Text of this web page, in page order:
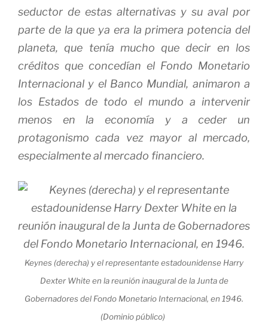
seductor de estas alternativas y su aval por
parte de la que ya era la primera potencia del
planeta, que tenía mucho que decir en los
créditos que concedían el Fondo Monetario
Internacional y el Banco Mundial, animaron a
los Estados de todo el mundo a intervenir
menos en la economía y a ceder un
protagonismo cada vez mayor al mercado,
especialmente al mercado financiero.
Keynes (derecha) y el representante estadounidense Harry
Dexter White en la reunión inaugural de la Junta de
Gobernadores del Fondo Monetario Internacional, en 1946.
(Dominio público)